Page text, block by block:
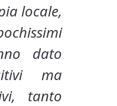
locale,
dato
ma
tanto